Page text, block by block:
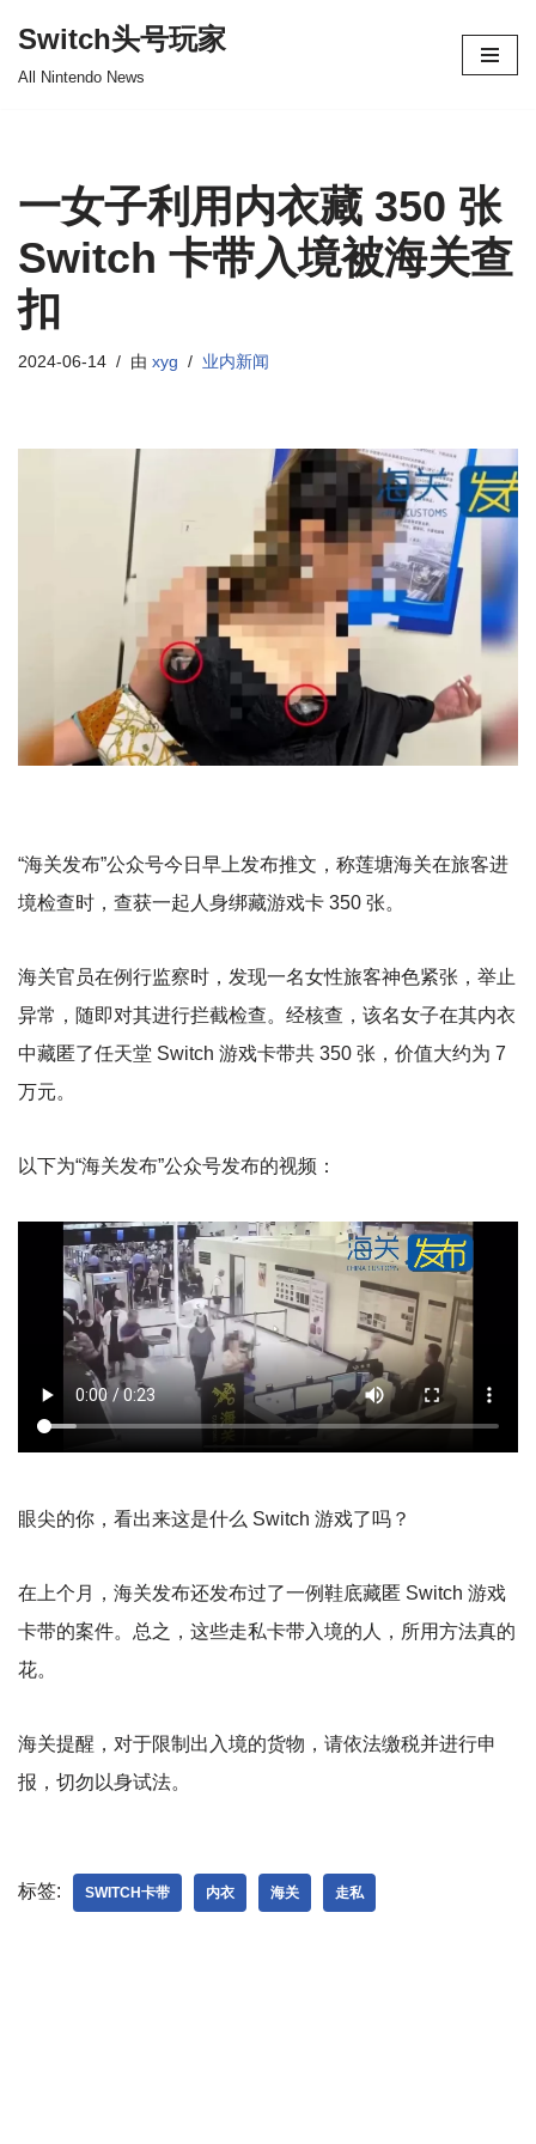
Switch头号玩家
All Nintendo News
一女子利用内衣藏 350 张
Switch 卡带入境被海关查
扣
2024-06-14 由 xyg 业内新闻
“海关发布”公众号今日早上发布推文，称莲塘海关在旅客进
境检查时，查获一起人身绑藏游戏卡 350 张。
海关官员在例行监察时，发现一名女性旅客神色紧张，举止
异常，随即对其进行拦截检查。经核查，该名女子在其内衣
中藏匿了任天堂 Switch 游戏卡带共 350 张，价值大约为 7
万元。
以下为“海关发布”公众号发布的视频：
眼尖的你，看出来这是什么 Switch 游戏了吗？
在上个月，海关发布还发布过了一例鞋底藏匿 Switch 游戏
卡带的案件。总之，这些走私卡带入境的人，所用方法真的
花。
海关提醒，对于限制出入境的货物，请依法缴税并进行申
报，切勿以身试法。
标签: SWITCH卡带 内衣 海关 走私